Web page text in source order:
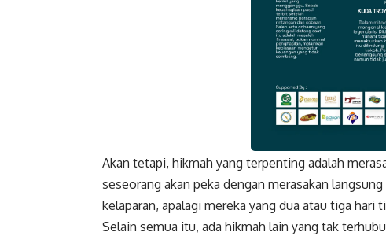
Facebook
Akan tetapi, hikmah yang terpenting adalah
seseorang akan peka dengan merasakan
kelaparan, apalagi mereka yang dua atau tiga hari
Selain semua itu, ada hikmah lain yang tak